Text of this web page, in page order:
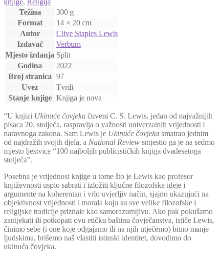
Težina
300 g
Format
14 × 20 cm
Autor
Clive Staples Lewis
Izdavač
Verbum
Mjesto izdanja Split
Godina
2022
Broj stranica 97
Uvez
Tvrdi
Stanje knjige Knjiga je nova
“U knjizi Ukinuće čovjeka čuveni C. S. Lewis, jedan od najvažnijih
pisaca 20. stoljeća, raspravlja o važnosti univerzalnih vrijednosti i
naravnoga zakona. Sam Lewis je Ukinuće čovjeka smatrao jednim
od najdražih svojih djela, a National Review smjestio ga je na sedmo
mjesto ljestvice “100 najboljih publicističkih knjiga dvadesetoga
stoljeća”.
Posebna je vrijednost knjige u tome što je Lewis kao profesor
književnosti uspio sabrati i izložiti ključne filozofske ideje i
argumente na koherentan i vrlo uvjerljiv način, sjajno ukazujući na
objektivnost vrijednosti i morala koju su sve velike filozofske i
religijske tradicije priznale kao samorazumljivu. Ako pak pokušamo
zanijekati ili potkopati ovu etičku baštinu čovječanstva, ističe Lewis,
činimo sebe (i one koje odgajamo ili na njih utječemo) bitno manje
ljudskima, brišemo naš vlastiti istinski identitet, dovodimo do
ukinuća čovjeka.